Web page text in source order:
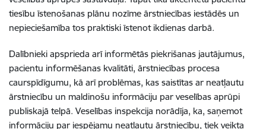
tiesību īstenošanas plānu nozīme ārstniecības iestādēs un
nepieciešamība tos praktiski īstenot ikdienas darbā.
Dalībnieki apsprieda arī informētās piekrišanas jautājumus,
pacientu informēšanas kvalitāti, ārstniecības procesa
caurspīdīgumu, kā arī problēmas, kas saistītas ar neatļautu
ārstniecību un maldinošu informāciju par veselības aprūpi
publiskajā telpā. Veselības inspekcija norādīja, ka, saņemot
informāciju par iespējamu neatļautu ārstniecību, tiek veikta